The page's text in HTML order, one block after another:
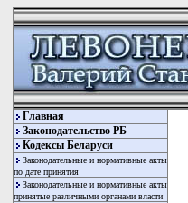
Главная
Законодательство РБ
Кодексы Беларуси
Законодательные и нормативные акты
по дате принятия
Законодательные и нормативные акты
принятые различными органами власти